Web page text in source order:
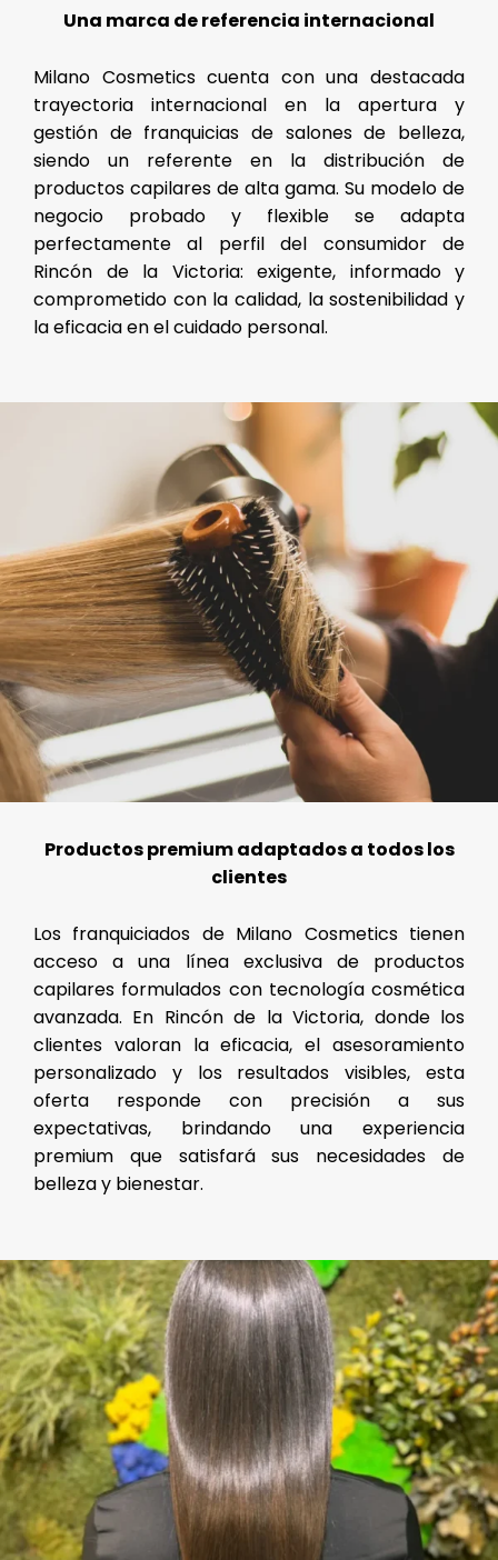
Una marca de referencia internacional
Milano Cosmetics cuenta con una destacada
trayectoria internacional en la apertura y
gestión de franquicias de salones de belleza,
siendo un referente en la distribución de
productos capilares de alta gama. Su modelo de
negocio probado y flexible se adapta
perfectamente al perfil del consumidor de
Rincón de la Victoria: exigente, informado y
comprometido con la calidad, la sostenibilidad y
la eficacia en el cuidado personal.
Productos premium adaptados a todos los
clientes
Los franquiciados de Milano Cosmetics tienen
acceso a una línea exclusiva de productos
capilares formulados con tecnología cosmética
avanzada. En Rincón de la Victoria, donde los
clientes valoran la eficacia, el asesoramiento
personalizado y los resultados visibles, esta
oferta responde con precisión a sus
expectativas, brindando una experiencia
premium que satisfará sus necesidades de
belleza y bienestar.